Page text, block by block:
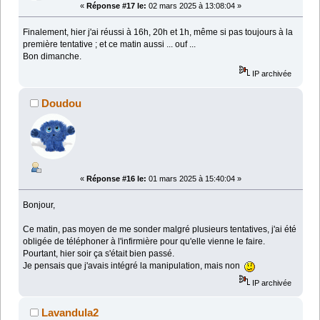
« Réponse #17 le: 02 mars 2025 à 13:08:04 »
Finalement, hier j'ai réussi à 16h, 20h et 1h, même si pas toujours à la
première tentative ; et ce matin aussi ... ouf ...
Bon dimanche.
IP archivée
Doudou
« Réponse #16 le: 01 mars 2025 à 15:40:04 »
Bonjour,
Ce matin, pas moyen de me sonder malgré plusieurs tentatives, j'ai été
obligée de téléphoner à l'infirmière pour qu'elle vienne le faire.
Pourtant, hier soir ça s'était bien passé.
Je pensais que j'avais intégré la manipulation, mais non
IP archivée
Lavandula2